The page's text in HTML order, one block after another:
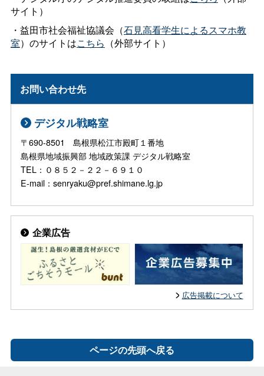
サイト）
・益田市社会福祉協議会（石見高看学生によるスマホ教
室）のサイトはこちら （外部サイト）
お問い合わせ先
デジタル戦略室
〒690-8501 島根県松江市殿町１番地
島根県地域振興部 地域政策課 デジタル戦略室
TEL：０８５２－２２－６９１０
E-mail：senryaku@pref.shimane.lg.jp
企業広告
広告掲載について
ページの先頭へ戻る